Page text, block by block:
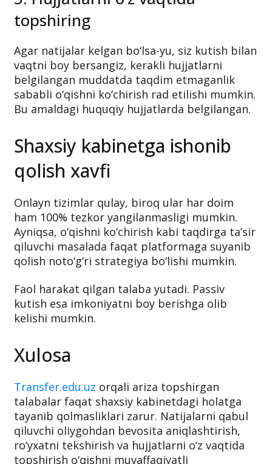
topshiring
Agar natijalar kelgan bo‘lsa-yu, siz kutish bilan
vaqtni boy bersangiz, kerakli hujjatlarni
belgilangan muddatda taqdim etmaganlik
sababli o‘qishni ko‘chirish rad etilishi mumkin.
Bu amaldagi huquqiy hujjatlarda belgilangan.
Shaxsiy kabinetga ishonib
qolish xavfi
Onlayn tizimlar qulay, biroq ular har doim
ham 100% tezkor yangilanmasligi mumkin.
Ayniqsa, o‘qishni ko‘chirish kabi taqdirga ta’sir
qiluvchi masalada faqat platformaga suyanib
qolish noto‘g‘ri strategiya bo‘lishi mumkin.
Faol harakat qilgan talaba yutadi. Passiv
kutish esa imkoniyatni boy berishga olib
kelishi mumkin.
Xulosa
Transfer.edu.uz orqali ariza topshirgan
talabalar faqat shaxsiy kabinetdagi holatga
tayanib qolmasliklari zarur. Natijalarni qabul
qiluvchi oliygohdan bevosita aniqlashtirish,
ro‘yxatni tekshirish va hujjatlarni o‘z vaqtida
topshirish o‘qishni muvaffaqiyatli